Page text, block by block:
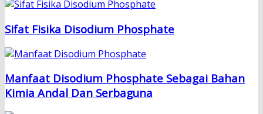
Sifat Fisika Disodium Phosphate
Manfaat Disodium Phosphate Sebagai Bahan
Kimia Andal Dan Serbaguna